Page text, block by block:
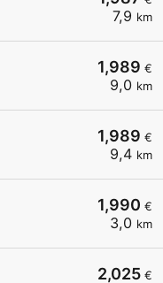
7,9 km
1,989 €
9,0 km
1,989 €
9,4 km
1,990 €
3,0 km
2,025 €